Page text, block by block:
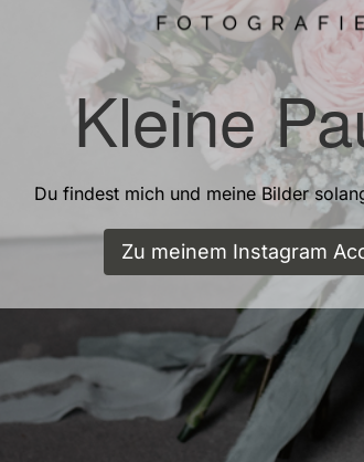
Kleine
Du findest mich und meine Bilder
Zu meinem Instagram